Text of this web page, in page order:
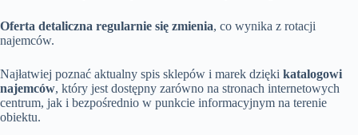
Oferta detaliczna regularnie się zmienia, co wynika z rotacji
najemców.
Najłatwiej poznać aktualny spis sklepów i marek dzięki katalogowi
najemców, który jest dostępny zarówno na stronach internetowych
centrum, jak i bezpośrednio w punkcie informacyjnym na terenie
obiektu.